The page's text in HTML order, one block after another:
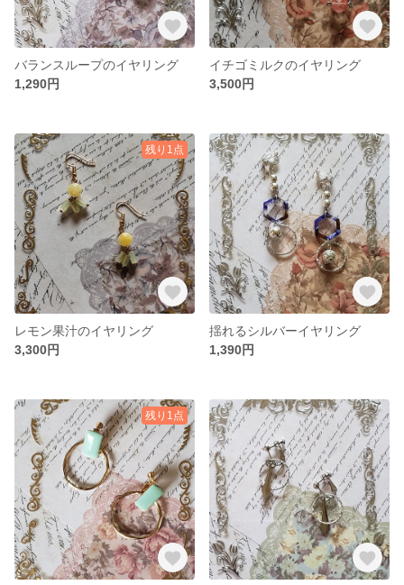
バランスループのイヤリング
1,290円
イチゴミルクのイヤリング
3,500円
残り1点
レモン果汁のイヤリング
3,300円
揺れるシルバーイヤリング
1,390円
残り1点